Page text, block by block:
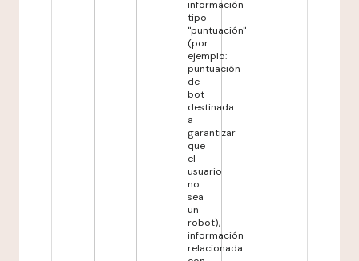
información
tipo
"puntuación"
(por
ejemplo:
puntuación
de
bot
destinada
a
garantizar
que
el
usuario
no
sea
un
robot),
información
relacionada